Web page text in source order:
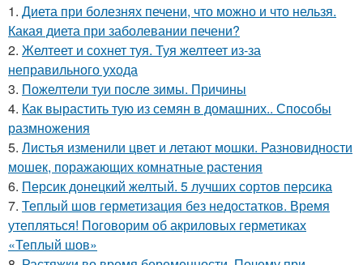
1. Диета при болезнях печени, что можно и что нельзя.
Какая диета при заболевании печени?
2. Желтеет и сохнет туя. Туя желтеет из-за
неправильного ухода
3. Пожелтели туи после зимы. Причины
4. Как вырастить тую из семян в домашних.. Способы
размножения
5. Листья изменили цвет и летают мошки. Разновидности
мошек, поражающих комнатные растения
6. Персик донецкий желтый. 5 лучших сортов персика
7. Теплый шов герметизация без недостатков. Время
утепляться! Поговорим об акриловых герметиках
«Теплый шов»